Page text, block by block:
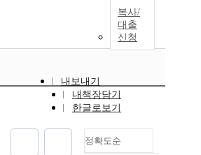
복사/
대출
신청
내보내기
내책장담기
한글로보기
정확도순